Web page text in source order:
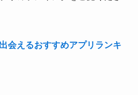
会えるおすすめアプリランキ